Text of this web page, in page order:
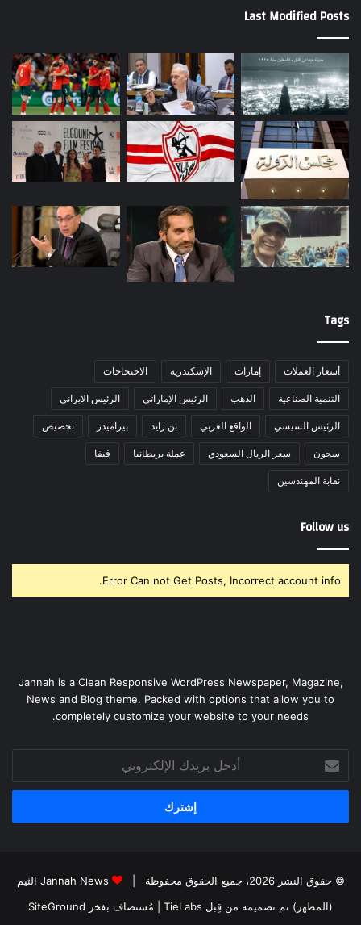
Last Modified Posts
Tags
أسعار العملات إمارات الإسكندرية الاحتجاجات
التنمية الصناعية الذهب الرئيس الإماراتي الرئيس الابراني
الرئيس السيسي الواقع العربي بن زايد بيراميدز تخصيص
سجون سعر الريال السعودي عملة بريطانيا فيفا
نقابة المهندسين
Follow us
Error Can not Get Posts, Incorrect account info.
Jannah is a Clean Responsive WordPress Newspaper, Magazine,
News and Blog theme. Packed with options that allow you to
completely customize your website to your needs.
بريدك
الإلكتروني
© حقوق النشر 2026، جميع الحقوق محفوظة |
Jannah News الثيم
(المظهر) تم تصميمه من قِبل TieLabs
| مُستضاف بفخر SiteGround